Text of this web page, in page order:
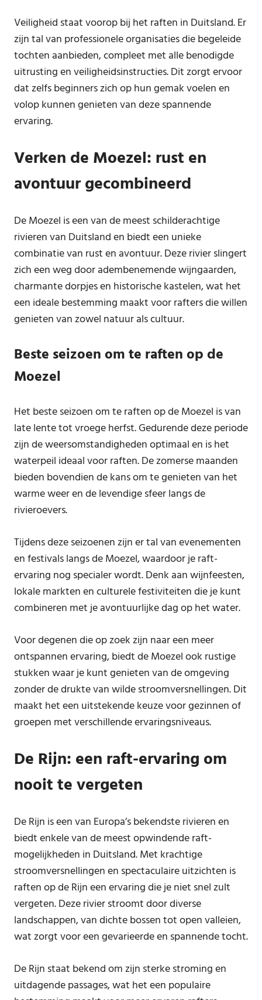
Veiligheid staat voorop bij het raften in Duitsland. Er
zijn tal van professionele organisaties die begeleide
tochten aanbieden, compleet met alle benodigde
uitrusting en veiligheidsinstructies. Dit zorgt ervoor
dat zelfs beginners zich op hun gemak voelen en
volop kunnen genieten van deze spannende
ervaring.
Verken de Moezel: rust en
avontuur gecombineerd
De Moezel is een van de meest schilderachtige
rivieren van Duitsland en biedt een unieke
combinatie van rust en avontuur. Deze rivier slingert
zich een weg door adembenemende wijngaarden,
charmante dorpjes en historische kastelen, wat het
een ideale bestemming maakt voor rafters die willen
genieten van zowel natuur als cultuur.
Beste seizoen om te raften op de
Moezel
Het beste seizoen om te raften op de Moezel is van
late lente tot vroege herfst. Gedurende deze periode
zijn de weersomstandigheden optimaal en is het
waterpeil ideaal voor raften. De zomerse maanden
bieden bovendien de kans om te genieten van het
warme weer en de levendige sfeer langs de
rivieroevers.
Tijdens deze seizoenen zijn er tal van evenementen
en festivals langs de Moezel, waardoor je raft-
ervaring nog specialer wordt. Denk aan wijnfeesten,
lokale markten en culturele festiviteiten die je kunt
combineren met je avontuurlijke dag op het water.
Voor degenen die op zoek zijn naar een meer
ontspannen ervaring, biedt de Moezel ook rustige
stukken waar je kunt genieten van de omgeving
zonder de drukte van wilde stroomversnellingen. Dit
maakt het een uitstekende keuze voor gezinnen of
groepen met verschillende ervaringsniveaus.
De Rijn: een raft-ervaring om
nooit te vergeten
De Rijn is een van Europa’s bekendste rivieren en
biedt enkele van de meest opwindende raft-
mogelijkheden in Duitsland. Met krachtige
stroomversnellingen en spectaculaire uitzichten is
raften op de Rijn een ervaring die je niet snel zult
vergeten. Deze rivier stroomt door diverse
landschappen, van dichte bossen tot open valleien,
wat zorgt voor een gevarieerde en spannende tocht.
De Rijn staat bekend om zijn sterke stroming en
uitdagende passages, wat het een populaire